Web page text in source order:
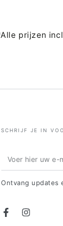
Alle prijzen
SCHRIJF JE IN
Voer
hier
uw
mailadres
Ontvang updates
FacebookInstagram